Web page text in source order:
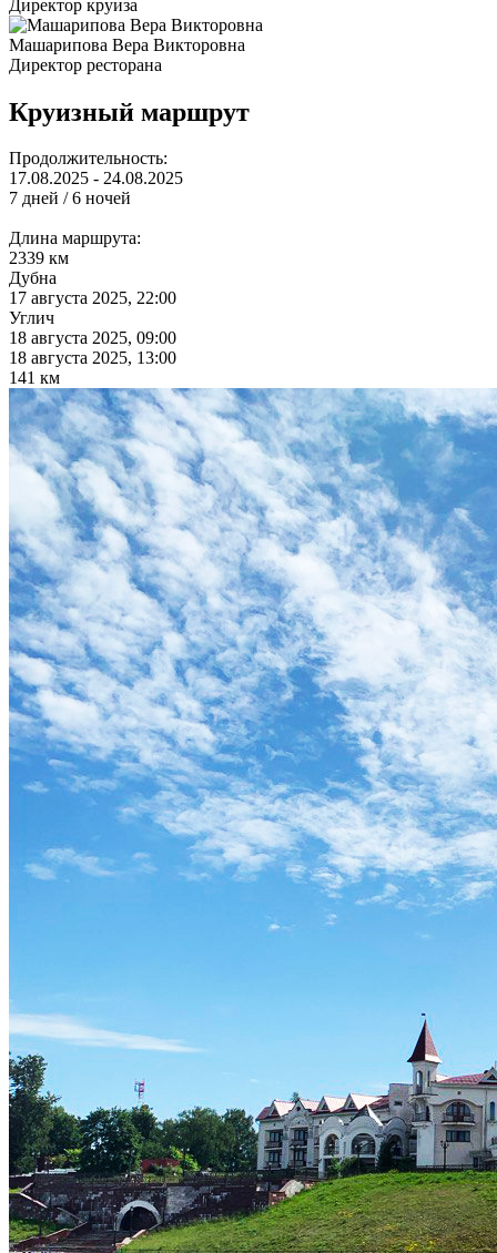
Директор круиза
Машарипова Вера Викторовна
Директор ресторана
Круизный маршрут
Продолжительность:
17.08.2025 - 24.08.2025
7 дней / 6 ночей
Длина маршрута:
2339 км
Дубна
17 августа 2025, 22:00
Углич
18 августа 2025, 09:00
18 августа 2025, 13:00
141 км